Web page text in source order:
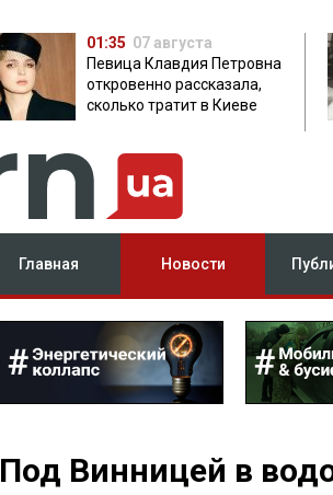
01:35 07 августа
Певица Клавдия Петровна
откровенно рассказала,
сколько тратит в Киеве
Главная Новости
Под Винницей в